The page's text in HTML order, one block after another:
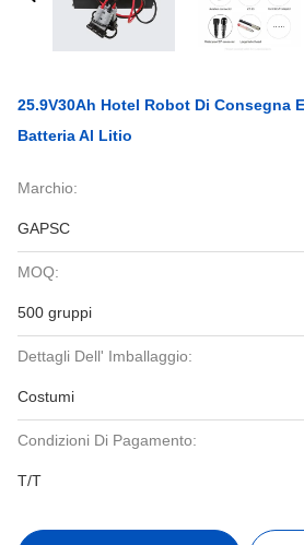
25.9V30Ah Hotel Robot Di Consegna
Batteria Al Litio
Marchio:
GAPSC
MOQ:
500 gruppi
Dettagli Dell' Imballaggio:
Costumi
Condizioni Di Pagamento:
T/T